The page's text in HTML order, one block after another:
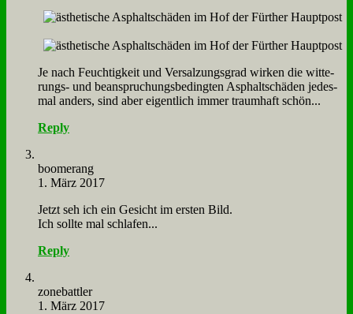
Je nach Feuch­tig­keit und Ver­sal­zungs­grad wir­ken die wit­te­
rungs- und be­an­spru­chungs­be­ding­ten Asphalt­schä­den je­des­
mal an­ders, sind aber ei­gent­lich im­mer traum­haft schön...
Reply
boo­me­rang
1. März 2017
Jetzt seh ich ein Ge­sicht im er­sten Bild.
Ich soll­te mal schla­fen...
Reply
zone­batt­ler
1. März 2017